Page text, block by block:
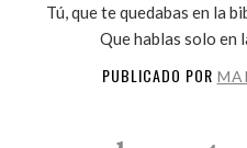
Tú, que te quedabas en la
Que hablas solo en
PUBLICADO POR